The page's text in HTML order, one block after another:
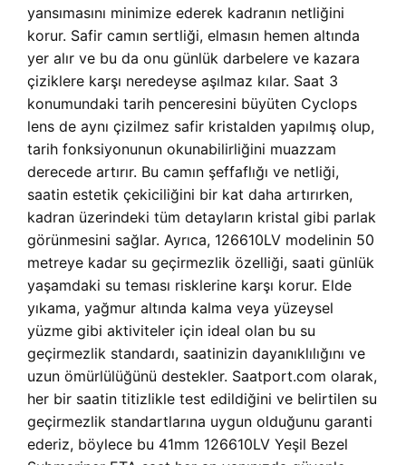
yansımasını minimize ederek kadranın netliğini
korur. Safir camın sertliği, elmasın hemen altında
yer alır ve bu da onu günlük darbelere ve kazara
çiziklere karşı neredeyse aşılmaz kılar. Saat 3
konumundaki tarih penceresini büyüten Cyclops
lens de aynı çizilmez safir kristalden yapılmış olup,
tarih fonksiyonunun okunabilirliğini muazzam
derecede artırır. Bu camın şeffaflığı ve netliği,
saatin estetik çekiciliğini bir kat daha artırırken,
kadran üzerindeki tüm detayların kristal gibi parlak
görünmesini sağlar. Ayrıca, 126610LV modelinin 50
metreye kadar su geçirmezlik özelliği, saati günlük
yaşamdaki su teması risklerine karşı korur. Elde
yıkama, yağmur altında kalma veya yüzeysel
yüzme gibi aktiviteler için ideal olan bu su
geçirmezlik standardı, saatinizin dayanıklılığını ve
uzun ömürlülüğünü destekler. Saatport.com olarak,
her bir saatin titizlikle test edildiğini ve belirtilen su
geçirmezlik standartlarına uygun olduğunu garanti
ederiz, böylece bu 41mm 126610LV Yeşil Bezel